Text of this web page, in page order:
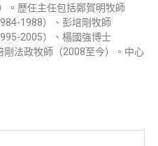
。歷任主任包括鄭賀明牧師
1988）、彭培剛牧師
2005）、楊國強博士
剛法政牧師（2008至今）。中心